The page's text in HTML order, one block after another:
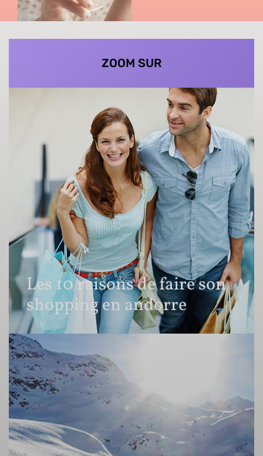
ZOOM SUR
Les 10 raisons de faire son
shopping en andorre